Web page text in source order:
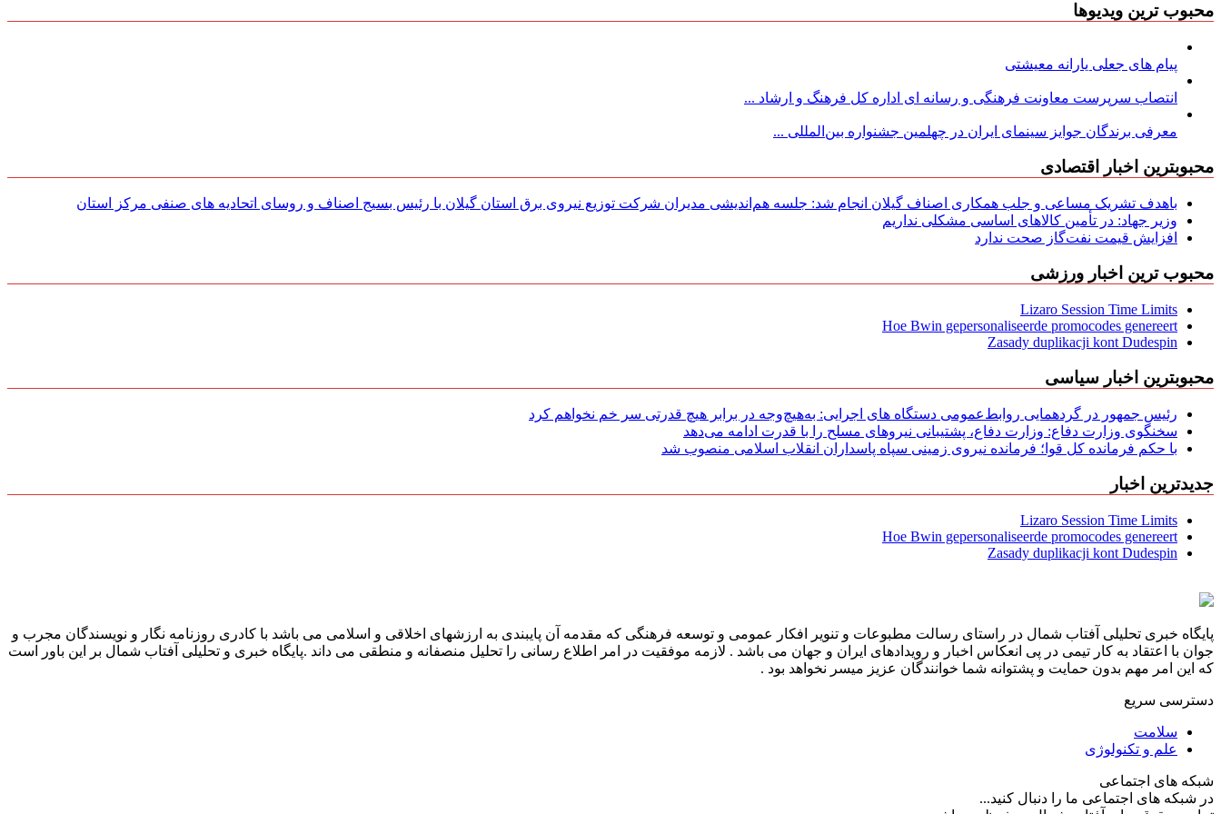
محبوب ترین ویدیوها
پیام های جعلی یارانه معیشتی
انتصاب سرپرست معاونت فرهنگی و رسانه ای اداره کل فرهنگ و ارشاد ...
معرفی برندگان جوایز سینمای ایران در چهلمین جشنواره بین‌المللی ...
محبوبترین اخبار اقتصادی
باهدف تشریک مساعی و جلب همکاری اصناف گیلان انجام شد: جلسه هم‌اندیشی مدیران شركت توزیع نیروی برق استان گیلان با رئیس بسیج اصناف و روسای اتحادیه های صنفی مركز استان
وزیر جهاد: در تأمین کالاهای اساسی مشکلی نداریم
افزایش قیمت نفت‌گاز صحت ندارد
محبوب ترین اخبار ورزشی
Lizaro Session Time Limits
Hoe Bwin gepersonaliseerde promocodes genereert
Zasady duplikacji kont Dudespin
محبوبترین اخبار سیاسی
رئیس جمهور در گردهمایی روابط‌عمومی دستگاه های اجرایی: به‌هیچ‌وجه در برابر هیچ قدرتی سر خم نخواهم کرد
سخنگوی وزارت دفاع: وزارت دفاع، پشتیبانی نیرو‌های مسلح را با قدرت ادامه می‌دهد
با حکم فرمانده کل قوا؛ فرمانده نیروی زمینی سپاه پاسداران انقلاب اسلامی منصوب شد
جدیدترین اخبار
Lizaro Session Time Limits
Hoe Bwin gepersonaliseerde promocodes genereert
Zasady duplikacji kont Dudespin
پایگاه خبری تحلیلی آفتاب شمال در راستای رسالت مطبوعات و تنویر افکار عمومی و توسعه فرهنگی که مقدمه آن پایبندی به ارزشهای اخلاقی و اسلامی می باشد با کادری روزنامه نگار و نویسندگان مجرب و
جوان با اعتقاد به کار تیمی در پی انعکاس اخبار و رویدادهای ایران و جهان می باشد . لازمه موفقیت در امر اطلاع رسانی را تحلیل منصفانه و منطقی می داند .پایگاه خبری و تحلیلی آفتاب شمال بر این باور است
که این امر مهم بدون حمایت و پشتوانه شما خوانندگان عزیز میسر نخواهد بود .
دسترسی سریع
سلامت
علم و تکنولوژی
شبکه های اجتماعی
در شبکه های اجتماعی ما را دنبال کنید...